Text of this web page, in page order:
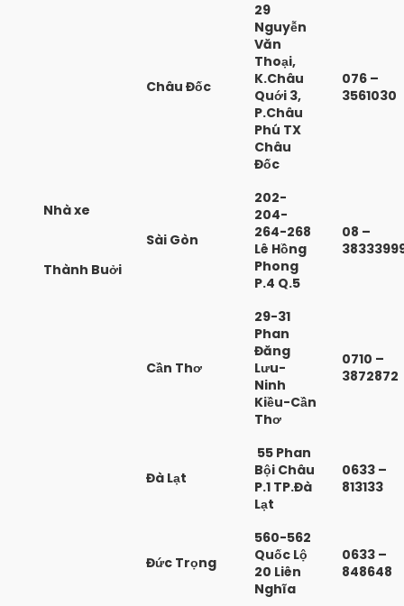
Châu Đốc
29
Nguyễn
Văn
Thoại,
K.Châu
Quới 3,
P.Châu
Phú TX
Châu
Đốc
076 –
3561030
Nhà xe
Sài Gòn
202-
204-
264-268
Lê Hồng
Phong
P.4 Q.5
08 –
Thành Buởi
Cần Thơ
29-31
Phan
Đăng
Lưu-
Ninh
Kiều-Cần
Thơ
0710 –
3872872
Đà Lạt
55 Phan
Bội Châu
P.1 TP.Đà
Lạt
0633 –
813133
Đức Trọng
560-562
Quốc Lộ
20 Liên
Nghĩa
0633 –
848648